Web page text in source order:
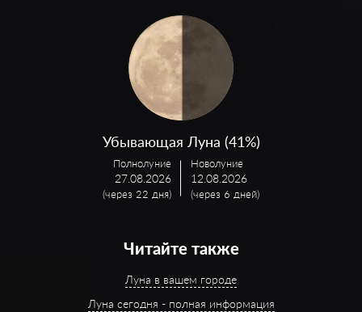
Убывающая Луна (41%)
Полнолуние
27.08.2026
(через 22 дня)
Новолуние
12.08.2026
(через 6 дней)
Читайте также
Луна в вашем городе
Луна сегодня - полная информация